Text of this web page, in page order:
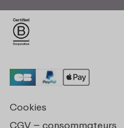
Cookies
CGV – consommateurs